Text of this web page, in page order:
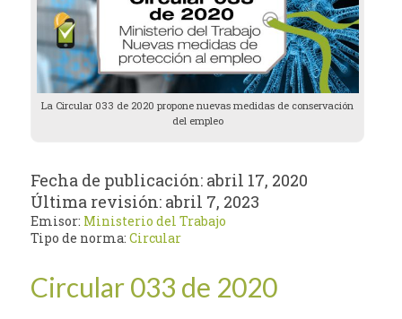
La Circular 033 de 2020 propone nuevas medidas de conservación
del empleo
Fecha de publicación: abril 17, 2020
Última revisión: abril 7, 2023
Emisor: Ministerio del Trabajo
Tipo de norma:Circular
Circular 033 de 2020